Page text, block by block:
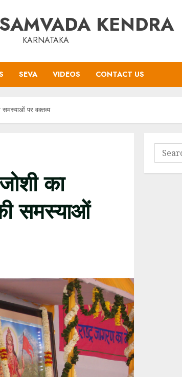
KENDRA
KARNATAKA
SEVA VIDEOS CONTACT US
समस्याओं पर वक्तव्य
का
समस्याओं
Search
for: